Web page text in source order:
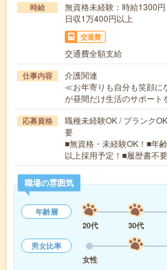
時給
無資格未経験：時給
日収1万400円以上
交通費
交通費全額支給
仕事内容
介護関連
≪お年寄りも自分も笑顔に
が昼間だけ生活のサポー
応募資格
職種未経験OK / ブランク
要
■無資格・未経験OK！■年
以上採用予定！■履歴書不
職場の雰囲気
年齢層
20代
30代
男女比率
女性